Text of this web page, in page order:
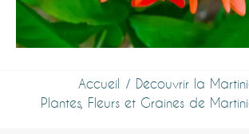
Accueil
Découvrir la
Plantes, Fleurs et Graines de